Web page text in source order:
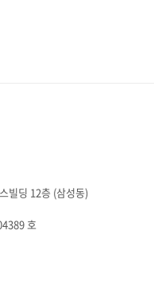
빌딩 12층 (삼성동)
호